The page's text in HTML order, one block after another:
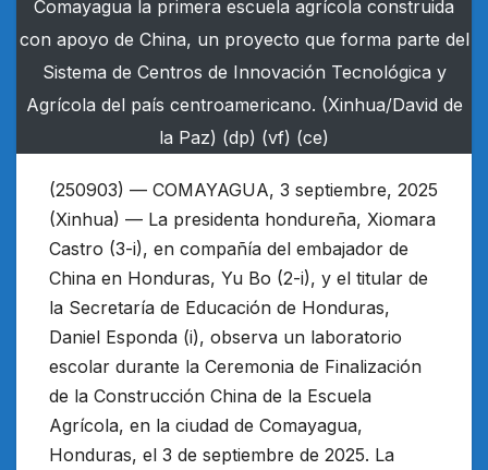
Comayagua la primera escuela agrícola construida
con apoyo de China, un proyecto que forma parte del
Sistema de Centros de Innovación Tecnológica y
Agrícola del país centroamericano. (Xinhua/David de
la Paz) (dp) (vf) (ce)
(250903) — COMAYAGUA, 3 septiembre, 2025
(Xinhua) — La presidenta hondureña, Xiomara
Castro (3-i), en compañía del embajador de
China en Honduras, Yu Bo (2-i), y el titular de
la Secretaría de Educación de Honduras,
Daniel Esponda (i), observa un laboratorio
escolar durante la Ceremonia de Finalización
de la Construcción China de la Escuela
Agrícola, en la ciudad de Comayagua,
Honduras, el 3 de septiembre de 2025. La